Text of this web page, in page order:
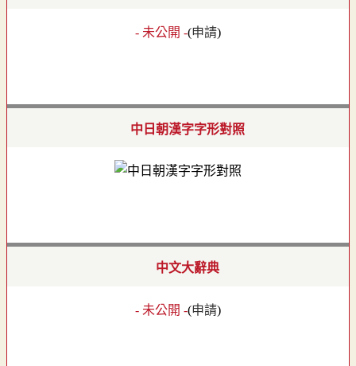
- 未公開 -(申請)
中日朝漢字字形對照
中文大辭典
- 未公開 -(申請)